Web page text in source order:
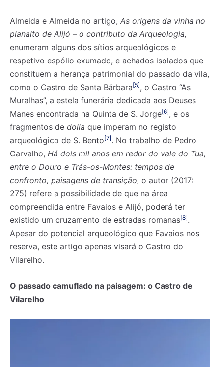
Almeida e Almeida no artigo, As origens da vinha no
planalto de Alijó – o contributo da Arqueologia,
enumeram alguns dos sítios arqueológicos e
respetivo espólio exumado, e achados isolados que
constituem a herança patrimonial do passado da vila,
como o Castro de Santa Bárbara[5], o Castro “As
Muralhas”, a estela funerária dedicada aos Deuses
Manes encontrada na Quinta de S. Jorge[6], e os
fragmentos de dolia que imperam no registo
arqueológico de S. Bento[7]. No trabalho de Pedro
Carvalho, Há dois mil anos em redor do vale do Tua,
entre o Douro e Trás-os-Montes: tempos de
confronto, paisagens de transição, o autor (2017:
275) refere a possibilidade de que na área
compreendida entre Favaios e Alijó, poderá ter
existido um cruzamento de estradas romanas[8].
Apesar do potencial arqueológico que Favaios nos
reserva, este artigo apenas visará o Castro do
Vilarelho.
O passado camuflado na paisagem: o Castro de
Vilarelho